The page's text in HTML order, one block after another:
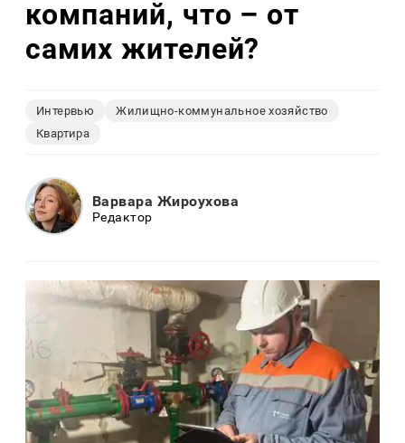
компаний, что – от
самих жителей?
Интервью
Жилищно-коммунальное хозяйство
Квартира
Варвара Жироухова
Редактор